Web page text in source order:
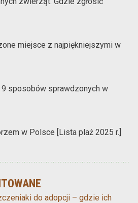
miejsce z najpiękniejszymi w
sposobów sprawdzonych w
w Polsce [Lista plaż 2025 r.]
do adopcji – gdzie ich